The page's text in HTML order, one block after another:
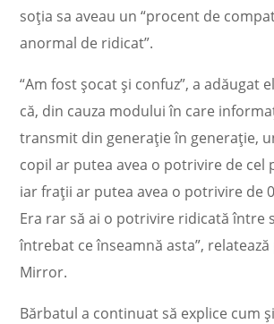
soția sa aveau un “procent de
anormal de ridicat”.
“Am fost șocat și confuz”, a adăugat
că, din cauza modului în care
transmit din generație în generație,
copil ar putea avea o potrivire de cel
iar frații ar putea avea o potrivire de
Era rar să ai o potrivire ridicată între
întrebat ce înseamnă asta”,
Mirror.
Bărbatul a continuat să explice cum